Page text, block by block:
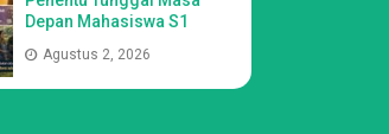
Depan Mahasiswa S1
Agustus 2, 2026